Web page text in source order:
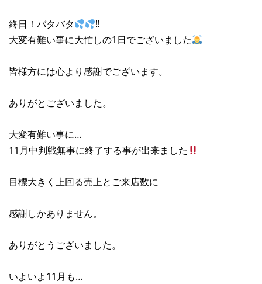
終日！バタバタ
‼︎
大変有難い事に大忙しの1日でございました
皆様方には心より感謝でございます。
ありがとございました。
大変有難い事に…
11月中判戦無事に終了する事が出来ました
目標大きく上回る売上とご来店数に
感謝しかありません。
ありがとうございました。
いよいよ11月も…